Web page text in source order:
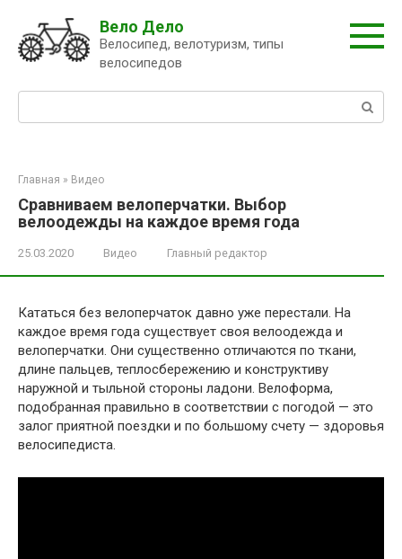
контенту
Вело Дело
Велосипед, велотуризм, типы
велосипедов
Главная » Видео
Сравниваем велоперчатки. Выбор
велоодежды на каждое время года
25.03.2020 Видео Главный редактор
Кататься без велоперчаток давно уже перестали. На
каждое время года существует своя велоодежда и
велоперчатки. Они существенно отличаются по ткани,
длине пальцев, теплосбережению и конструктиву
наружной и тыльной стороны ладони. Велоформа,
подобранная правильно в соответствии с погодой — это
залог приятной поездки и по большому счету — здоровья
велосипедиста.